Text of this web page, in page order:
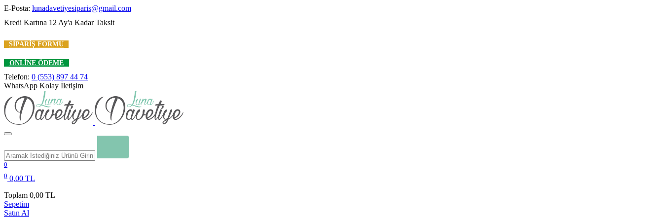
E-Posta: lunadavetiyesiparis@gmail.com
Kredi Kartına 12 Ay'a Kadar Taksit
SIPARIŞ FORMU
ONLINE ÖDEME
Telefon: 0 (553) 897 44 74
WhatsApp Kolay İletişim
0
0 0,00 TL
Toplam 0,00 TL
Sepetim
Satın Al